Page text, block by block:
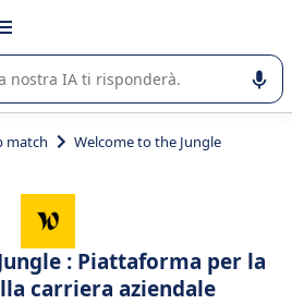
o nella scelta di un
azienda.
match Welcome to the Jungle
: Piattaforma per la
carriera aziendale